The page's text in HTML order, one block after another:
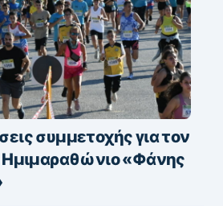
συμμετοχής για τον
Ημιμαραθώνιο «Φάνης